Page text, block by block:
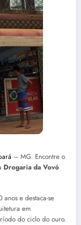
– MG. Encontre o
Drogaria da Vovó
e destaca-se
em
do ciclo do ouro.